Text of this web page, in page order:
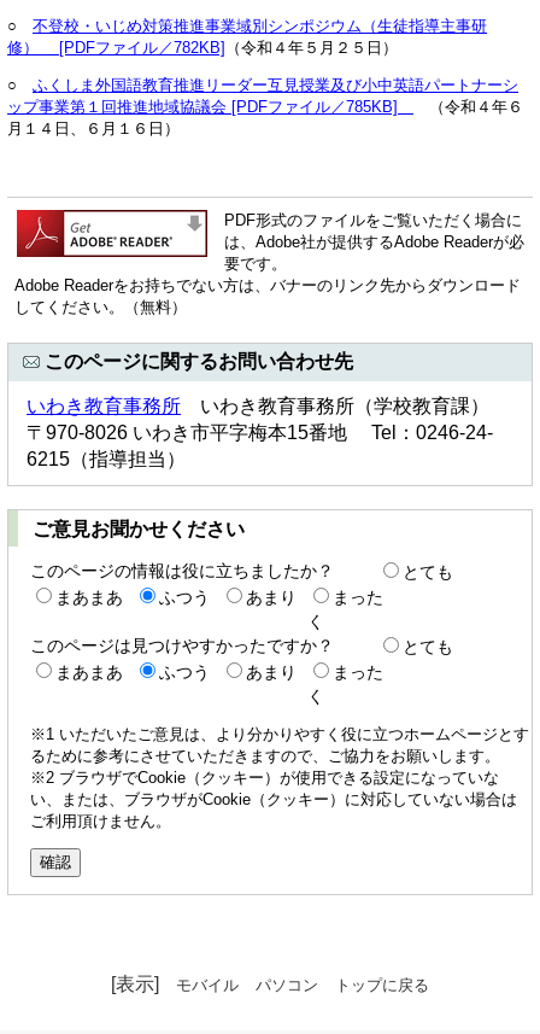
○ 不登校・いじめ対策推進事業域別シンポジウム（生徒指導主事研
修） [PDFファイル／782KB]
（令和４年５月２５日）
○ ふくしま外国語教育推進リーダー互見授業及び小中英語パートナーシ
ップ事業第１回推進地域協議会 [PDFファイル／785KB]
（令和４年６
月１４日、６月１６日）
PDF形式のファイルをご覧いただく場合に
は、Adobe社が提供するAdobe Readerが必
要です。
Adobe Readerをお持ちでない方は、バナーのリンク先からダウンロード
してください。（無料）
このページに関するお問い合わせ先
いわき教育事務所 いわき教育事務所（学校教育課）
〒970-8026 いわき市平字梅本15番地 Tel：0246-24-
6215（指導担当）
ご意見お聞かせください
このページの情報は役に立ちましたか？
とても
まあまあ
ふつう あまり
まった
く
このページは見つけやすかったですか？
とても
まあまあ
ふつう あまり
まった
く
※1 いただいたご意見は、より分かりやすく役に立つホームページとす
るために参考にさせていただきますので、ご協力をお願いします。
※2 ブラウザでCookie（クッキー）が使用できる設定になっていな
い、または、ブラウザがCookie（クッキー）に対応していない場合は
ご利用頂けません。
[表示] モバイル パソコン トップに戻る